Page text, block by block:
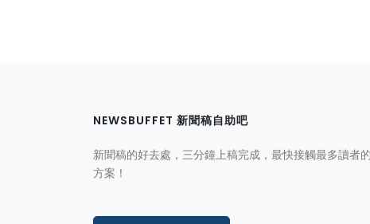
NEWSBUFFET 新聞稿自助吧
新聞稿的好去處，三分鐘上稿完成，最快接觸最多讀者的
方案！